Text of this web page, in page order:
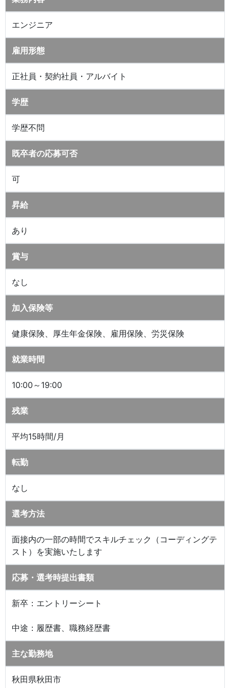
エンジニア
雇用形態
正社員・契約社員・アルバイト
学歴
学歴不問
既卒者の応募可否
可
昇給
あり
賞与
なし
加入保険等
健康保険、厚生年金保険、雇用保険、労災保険
就業時間
10:00～19:00
残業
平均15時間/月
転勤
なし
選考方法
面接内の一部の時間でスキルチェック（コーディングテ
スト）を実施いたします
応募・選考時提出書類
新卒：エントリーシート
中途：履歴書、職務経歴書
主な勤務地
秋田県秋田市